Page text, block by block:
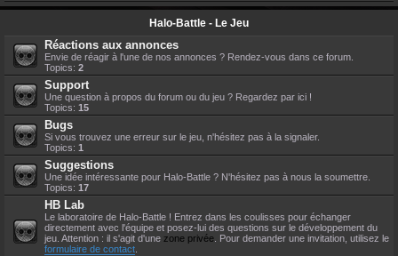
Halo-Battle - Le Jeu
Réactions aux annonces
Envie de réagir à l'une de nos annonces ? Rendez-vous dans ce forum.
Topics: 2
Support
Une question à propos du forum ou du jeu ? Regardez par ici !
Topics: 15
Bugs
Si vous trouvez une erreur sur le jeu, n'hésitez pas à la signaler.
Topics: 1
Suggestions
Une idée intéressante pour Halo-Battle ? N'hésitez pas à nous la soumettre.
Topics: 17
HB Lab
Le laboratoire de Halo-Battle ! Entrez dans les coulisses pour échanger
directement avec l'équipe et posez-lui des questions sur le développement du
jeu. Attention : il s'agit d'une zone privée . Pour demander une invitation, utilisez le
formulaire de contact